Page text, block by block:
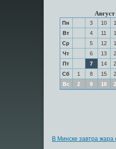
Август
Пн 3 10
Вт
4 11
Ср
5 12
Чт
6 13
Пт
7 14
Сб
1 8 15
Вс
2 9 16
В Минске завтра жара